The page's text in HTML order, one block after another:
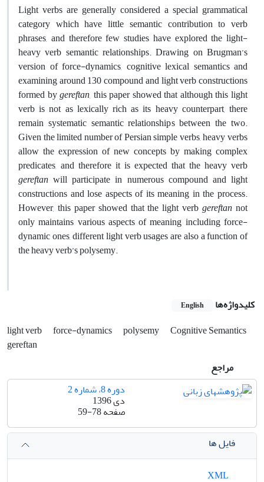
Light verbs are generally considered a special grammatical
category which have little semantic contribution to verb
phrases, and therefore few studies have explored the light-
heavy verb semantic relationships. Drawing on Brugman’s
version of force-dynamics, cognitive lexical semantics and
examining around 130 compound and light verb constructions
formed bygereftan, this paper showed that although this light
verb is not as lexically rich as its heavy counterpart, there
remain systematic semantic relationships between the two.
Given the limited number of Persian simple verbs, heavy verbs
allow the expression of new concepts by making complex
predicates, and therefore it is expected that the heavy verb
gereftan will participate in numerous compound and light
constructions and lose aspects of its meaning in the process.
However, this paper showed that the light verbgereftan not
only maintains various aspects of meaning including force-
dynamic ones, different light verb usages are also a function of
the heavy verb’s polysemy.
کلیدواژه‌ها English
light verb force-dynamics polysemy
Cognitive Semantics
gereftan
مراجع
دوره 8، شماره 2
دی 1396
صفحه59-78
فایل ها